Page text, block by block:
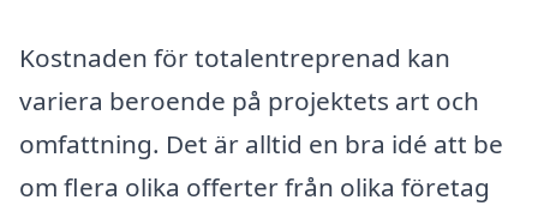
Kostnaden för totalentreprenad kan
variera beroende på projektets art och
omfattning. Det är alltid en bra idé att be
om flera olika offerter från olika företag